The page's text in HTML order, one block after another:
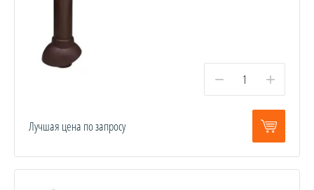
− +
Лучшая цена по запросу